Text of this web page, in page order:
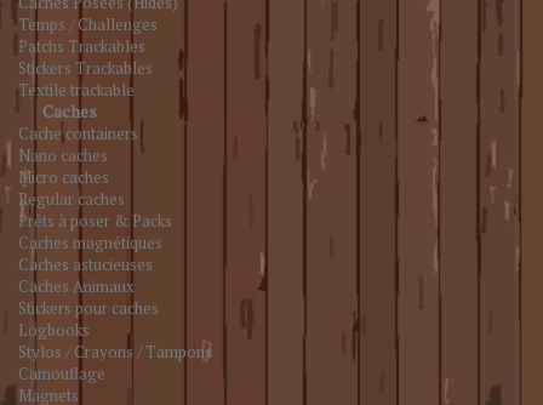
Temps / Challenges
Patchs Trackables
Stickers Trackables
Textile trackable
Caches
Cache containers
Nano caches
Micro caches
Regular caches
Prêts à poser & Packs
Caches magnétiques
Caches astucieuses
Caches Animaux
Stickers pour caches
Logbooks
Stylos / Crayons / Tampons
Camouflage
Magnets